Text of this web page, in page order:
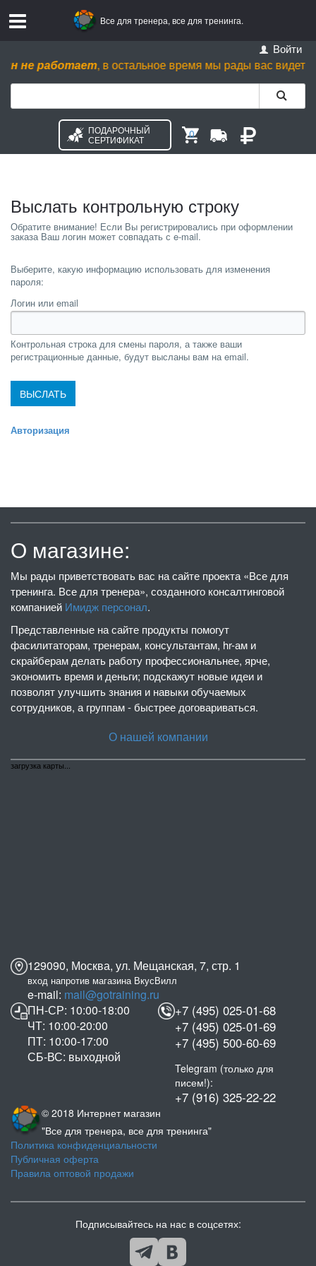
Все для тренера, все для тренинга.
Войти
не работает, в остальное время мы рады вас видеть
ПОДАРОЧНЫЙ
СЕРТИФИКАТ
0
Выслать контрольную строку
Выберите, какую информацию использовать для изменения
пароля:
Логин или email
Контрольная строка для смены пароля, а также ваши
регистрационные данные, будут высланы вам на email.
Авторизация
загрузка карты...
О магазине:
Мы рады приветствовать вас на сайте проекта «Все для
тренинга. Все для тренера», созданного консалтинговой
компанией Имидж персонал.
Представленные на сайте продукты помогут
фасилитаторам, тренерам, консультантам, hr-ам и
скрайберам делать работу профессиональнее, ярче,
экономить время и деньги; подскажут новые идеи и
позволят улучшить знания и навыки обучаемых
сотрудников, а группам - быстрее договариваться.
О нашей компании
129090, Москва, ул. Мещанская, 7, стр. 1
вход напротив магазина ВкусВилл
e-mail: mail@gotraining.ru
ПН-СР: 10:00-18:00
ЧТ: 10:00-20:00
ПТ: 10:00-17:00
СБ-ВС: выходной
+7 (495) 025-01-68
+7 (495) 025-01-69
+7 (495) 500-60-69
Telegram (только для
писем!):
+7 (916) 325-22-22
© 2018 Интернет магазин
"Все для тренера, все для тренинга"
Политика конфиденциальности
Публичная оферта
Правила оптовой продажи
Подписывайтесь на нас в соцсетях: